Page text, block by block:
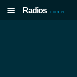
Radios .com.ec